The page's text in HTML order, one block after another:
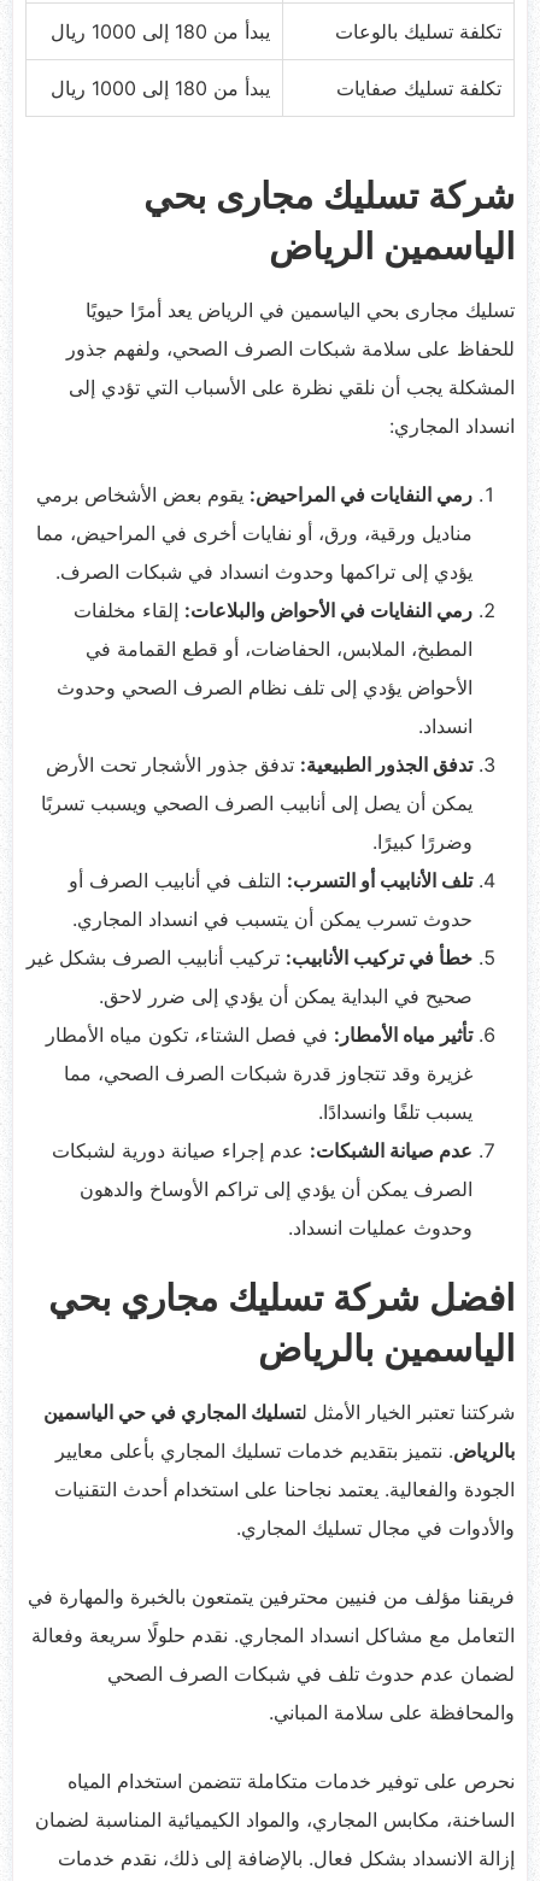
تكلفة تسليك بالوعات يبدأ من 180 إلى 1000 ريال
تكلفة تسليك صفايات يبدأ من 180 إلى 1000 ريال
شركة تسليك مجارى بحي
الياسمين الرياض
تسليك مجارى بحي الياسمين في الرياض يعد أمرًا حيويًا
للحفاظ على سلامة شبكات الصرف الصحي، ولفهم جذور
المشكلة يجب أن نلقي نظرة على الأسباب التي تؤدي إلى
انسداد المجاري:
رمي النفايات في المراحيض: يقوم بعض الأشخاص برمي
مناديل ورقية، ورق، أو نفايات أخرى في المراحيض، مما
يؤدي إلى تراكمها وحدوث انسداد في شبكات الصرف.
رمي النفايات في الأحواض والبلاعات: إلقاء مخلفات
المطبخ، الملابس، الحفاضات، أو قطع القمامة في
الأحواض يؤدي إلى تلف نظام الصرف الصحي وحدوث
انسداد.
تدفق الجذور الطبيعية: تدفق جذور الأشجار تحت الأرض
يمكن أن يصل إلى أنابيب الصرف الصحي ويسبب تسربًا
وضررًا كبيرًا.
تلف الأنابيب أو التسرب: التلف في أنابيب الصرف أو
حدوث تسرب يمكن أن يتسبب في انسداد المجاري.
خطأ في تركيب الأنابيب: تركيب أنابيب الصرف بشكل غير
صحيح في البداية يمكن أن يؤدي إلى ضرر لاحق.
تأثير مياه الأمطار: في فصل الشتاء، تكون مياه الأمطار
غزيرة وقد تتجاوز قدرة شبكات الصرف الصحي، مما
يسبب تلفًا وانسدادًا.
عدم صيانة الشبكات: عدم إجراء صيانة دورية لشبكات
الصرف يمكن أن يؤدي إلى تراكم الأوساخ والدهون
وحدوث عمليات انسداد.
افضل شركة تسليك مجاري بحي
الياسمين بالرياض
شركتنا تعتبر الخيار الأمثل لتسليك المجاري في حي الياسمين
بالرياض. نتميز بتقديم خدمات تسليك المجاري بأعلى معايير
الجودة والفعالية. يعتمد نجاحنا على استخدام أحدث التقنيات
والأدوات في مجال تسليك المجاري.
فريقنا مؤلف من فنيين محترفين يتمتعون بالخبرة والمهارة في
التعامل مع مشاكل انسداد المجاري. نقدم حلولًا سريعة وفعالة
لضمان عدم حدوث تلف في شبكات الصرف الصحي
والمحافظة على سلامة المباني.
نحرص على توفير خدمات متكاملة تتضمن استخدام المياه
الساخنة، مكابس المجاري، والمواد الكيميائية المناسبة لضمان
إزالة الانسداد بشكل فعال. بالإضافة إلى ذلك، نقدم خدمات